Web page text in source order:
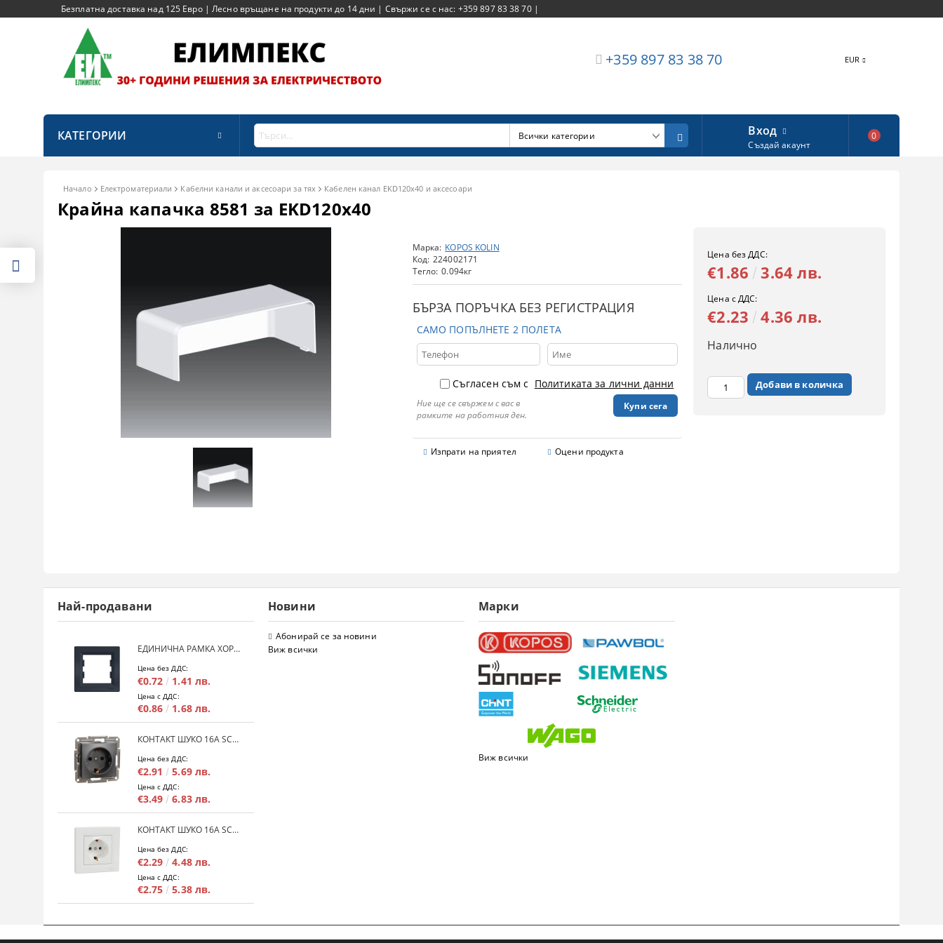
Безплатна доставка над 125 Евро | Лесно връщане на продукти до 14 дни | Свържи се с нас: +359 897 83 38 70 |
+359 897 83 38 70 EUR
КАТЕГОРИИ Вход
Създай акаунт
0
Начало Електроматериали Кабелни канали и аксесоари за тях Кабелен канал EKD120x40 и аксесоари
Крайна капачка 8581 за EKD120x40
Марка: KOPOS KOLIN
Код: 224002171
Тегло: 0.094кг
БЪРЗА ПОРЪЧКА БЕЗ РЕГИСТРАЦИЯ
САМО ПОПЪЛНЕТЕ 2 ПОЛЕТА
Съгласен съм с Политиката за лични данни
Ние ще се свържем с вас в
рамките на работния ден.
Изпрати на приятел Оцени продукта
Цена без ДДС:
€1.86 3.64 лв.
Цена с ДДС:
€2.23 4.36 лв.
Налично
Най-продавани
ЕДИНИЧНА РАМКА ХОРИЗОНТАЛНА SCHNEIDER ASFORA EPH5800171 - АНТРАЦИТ
Цена без ДДС:
€0.72 1.41 лв.
Цена с ДДС:
€0.86 1.68 лв.
КОНТАКТ ШУКО 16A SCHNEIDER ASFORA EPH2900171 - АНРАЦИТ
Цена без ДДС:
€2.91 5.69 лв.
Цена с ДДС:
€3.49 6.83 лв.
КОНТАКТ ШУКО 16A SCHNEIDER ASFORA EPH2900121 - БЯЛ
Цена без ДДС:
€2.29 4.48 лв.
Цена с ДДС:
€2.75 5.38 лв.
Новини
Абонирай се за новини
Виж всички
Марки
Виж всички